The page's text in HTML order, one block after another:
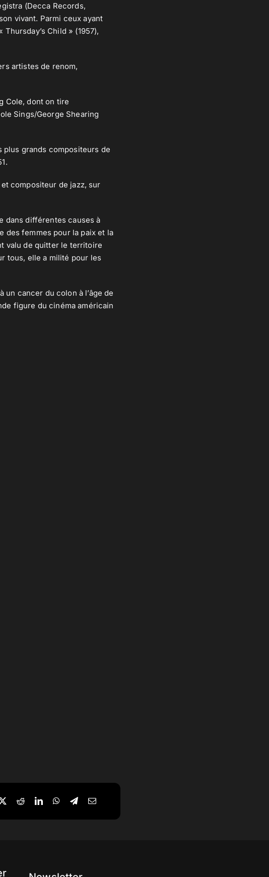
(Decca Records,
vivant. Parmi ceux ayant
Child » (1957),
artistes de renom,
Cole, dont on tire
Sings/George Shearing
plus grands compositeurs de
compositeur de jazz, sur
dans différentes causes à
des femmes pour la paix et la
valu de quitter le territoire
tous, elle a milité pour les
cancer du colon à l’âge de
figure du cinéma américain